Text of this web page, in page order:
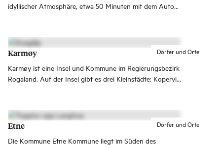
idyllischer Atmosphäre, etwa 50 Minuten mit dem Auto
Dörfer und Orte
Karmøy
Karmøy ist eine Insel und Kommune im Regierungsbezirk
Rogaland. Auf der Insel gibt es drei Kleinstädte: Kopervik,
Dörfer und Orte
Etne
Die Kommune Etne Kommune liegt im Süden des